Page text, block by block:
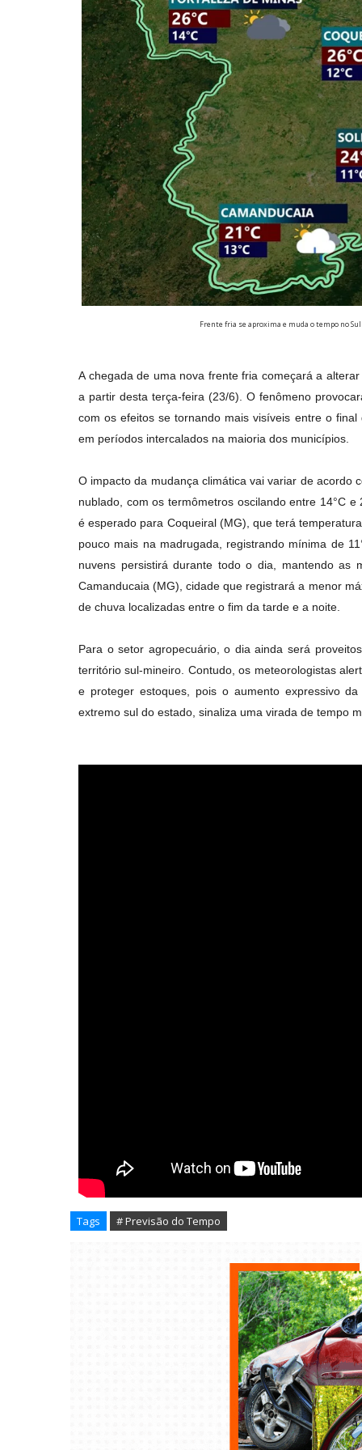
Frente fria se aproxima e muda o tempo no
A chegada de uma nova frente fria começará a
a partir desta terça-feira (23/6). O fenômeno
com os efeitos se tornando mais visíveis entre o
em períodos intercalados na maioria dos municípios.
O impacto da mudança climática vai variar de acordo
nublado, com os termômetros oscilando entre 14°C
é esperado para Coqueiral (MG), que terá
pouco mais na madrugada, registrando mínima de
nuvens persistirá durante todo o dia, mantendo as
Camanducaia (MG), cidade que registrará a menor
de chuva localizadas entre o fim da tarde e a noite.
Para o setor agropecuário, o dia ainda será
território sul-mineiro. Contudo, os meteorologistas
e proteger estoques, pois o aumento expressivo
extremo sul do estado, sinaliza uma virada de tempo
Tags # Previsão do Tempo